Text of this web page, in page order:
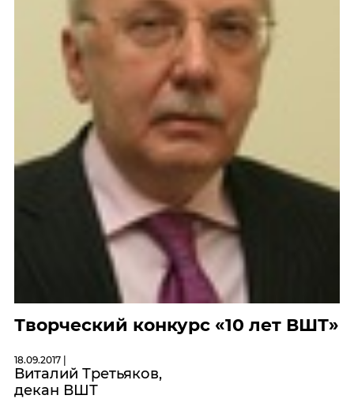
Творческий конкурс «10 лет ВШТ»
18.09.2017 |
Виталий Третьяков,
декан ВШТ